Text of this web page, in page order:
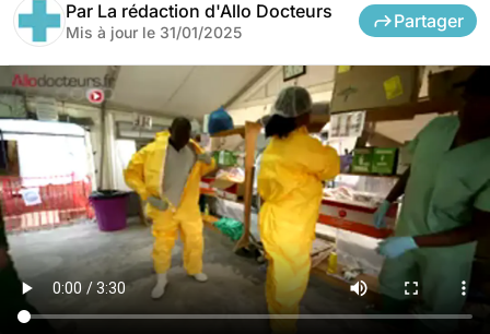
Par La rédaction d'Allo Docteurs
Mis à jour le 31/01/2025
Partager